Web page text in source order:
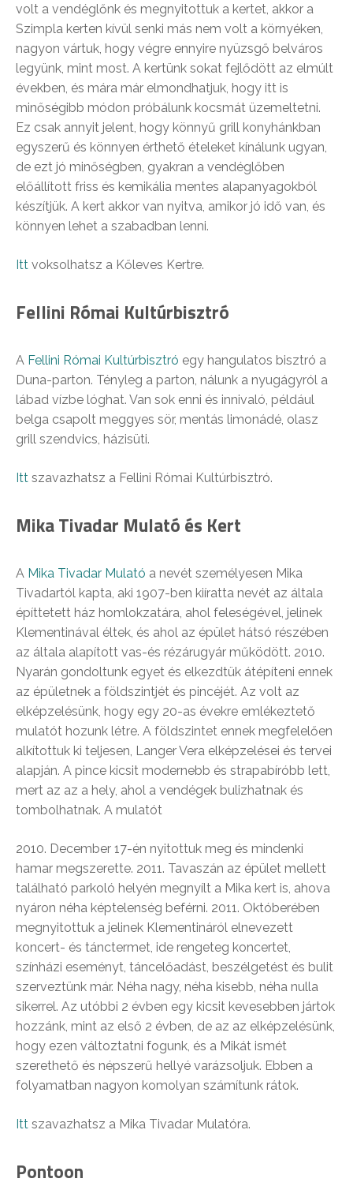
volt a vendéglőnk és megnyitottuk a kertet, akkor a
Szimpla kerten kívül senki más nem volt a környéken,
nagyon vártuk, hogy végre ennyire nyüzsgő belváros
legyünk, mint most. A kertünk sokat fejlődött az elmúlt
években, és mára már elmondhatjuk, hogy itt is
minőségibb módon próbálunk kocsmát üzemeltetni.
Ez csak annyit jelent, hogy könnyű grill konyhánkban
egyszerű és könnyen érthető ételeket kínálunk ugyan,
de ezt jó minőségben, gyakran a vendéglőben
előállított friss és kemikália mentes alapanyagokból
készítjük. A kert akkor van nyitva, amikor jó idő van, és
könnyen lehet a szabadban lenni.
Itt voksolhatsz a Kőleves Kertre.
Fellini Római Kultúrbisztró
A Fellini Római Kultúrbisztró egy hangulatos bisztró a
Duna-parton. Tényleg a parton, nálunk a nyugágyról a
lábad vízbe lóghat. Van sok enni és innivaló, például
belga csapolt meggyes sör, mentás limonádé, olasz
grill szendvics, házisüti.
Itt szavazhatsz a Fellini Római Kultúrbisztró.
Mika Tivadar Mulató és Kert
A Mika Tivadar Mulató a nevét személyesen Mika
Tivadartól kapta, aki 1907-ben kiíratta nevét az általa
építtetett ház homlokzatára, ahol feleségével, jelinek
Klementinával éltek, és ahol az épület hátsó részében
az általa alapított vas-és rézárugyár működött. 2010.
Nyarán gondoltunk egyet és elkezdtük átépíteni ennek
az épületnek a földszintjét és pincéjét. Az volt az
elképzelésünk, hogy egy 20-as évekre emlékeztető
mulatót hozunk létre. A földszintet ennek megfelelően
alkítottuk ki teljesen, Langer Vera elképzelései és tervei
alapján. A pince kicsit modernebb és strapabíróbb lett,
mert az az a hely, ahol a vendégek bulizhatnak és
tombolhatnak. A mulatót
2010. December 17-én nyitottuk meg és mindenki
hamar megszerette. 2011. Tavaszán az épület mellett
található parkoló helyén megnyílt a Mika kert is, ahova
nyáron néha képtelenség beférni. 2011. Októberében
megnyitottuk a jelinek Klementináról elnevezett
koncert- és tánctermet, ide rengeteg koncertet,
színházi eseményt, táncelőadást, beszélgetést és bulit
szerveztünk már. Néha nagy, néha kisebb, néha nulla
sikerrel. Az utóbbi 2 évben egy kicsit kevesebben jártok
hozzánk, mint az első 2 évben, de az az elképzelésünk,
hogy ezen változtatni fogunk, és a Mikát ismét
szerethető és népszerű hellyé varázsoljuk. Ebben a
folyamatban nagyon komolyan számítunk rátok.
Itt szavazhatsz a Mika Tivadar Mulatóra.
Pontoon